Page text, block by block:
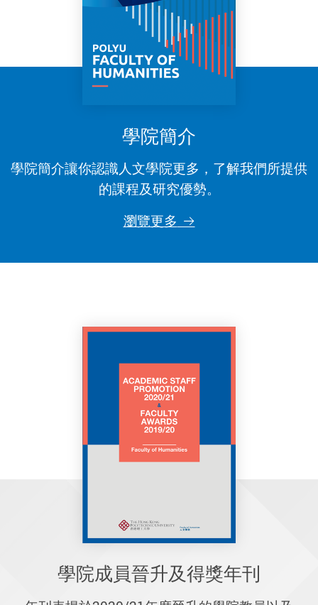
學院簡介
學院簡介讓你認識人文學院更多，了解我們所提供
的課程及研究優勢。
瀏覽更多
學院成員晉升及得獎年刊